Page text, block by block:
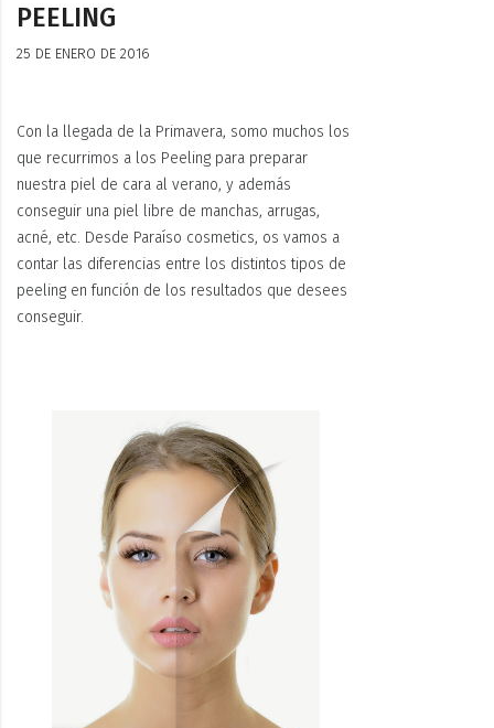
PEELING
25 DE ENERO DE 2016
Con la llegada de la Primavera, somo muchos los
que recurrimos a los Peeling para preparar
nuestra piel de cara al verano, y además
conseguir una piel libre de manchas, arrugas,
acné, etc. Desde Paraíso cosmetics, os vamos a
contar las diferencias entre los distintos tipos de
peeling en función de los resultados que desees
conseguir.